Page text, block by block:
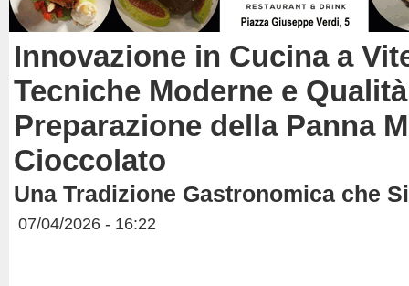
Innovazione in Cucina a
Tecniche Moderne e
Preparazione della Panna
Cioccolato
Una Tradizione Gastronomica che
07/04/2026 - 16:22